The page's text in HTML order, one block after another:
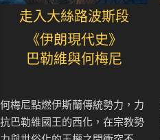
走入大絲路波斯段
《伊朗現代史》
巴勒維與何梅尼
何梅尼點燃伊斯蘭傳統勢力，力
抗巴勒維國王的西化，在宗教勢